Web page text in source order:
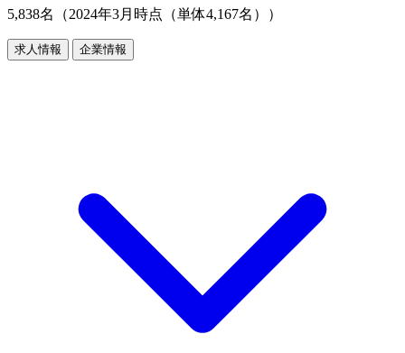
5,838名（2024年3月時点（単体4,167名））
求人情報 企業情報